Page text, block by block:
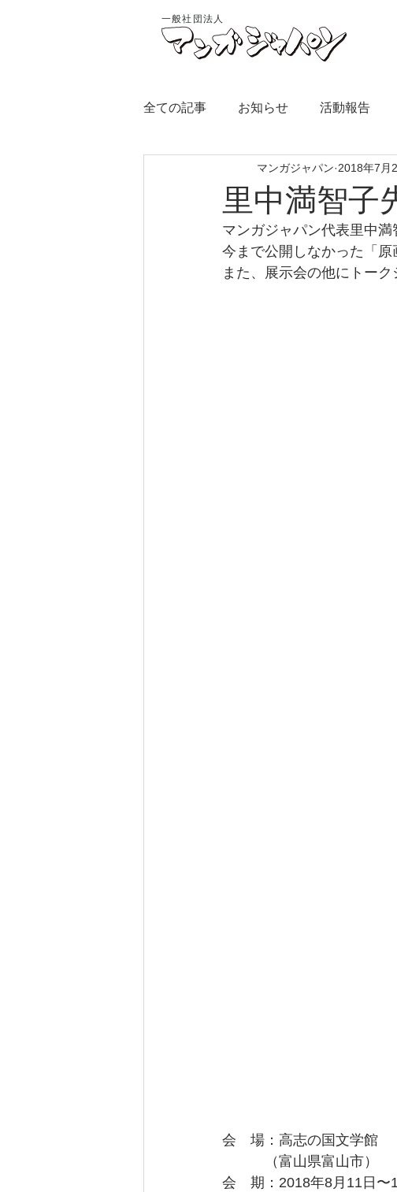
一般社団法人
全ての記事 お知らせ 活動報告
里中満智子
マンガジャパン 2018年7月
マンガジャパン代表里中満
今まで公開しなかった「原
また、展示会の他にトー
会　場：高志の国文学館
（富山県富山市）
会　期：2018年8月11日〜